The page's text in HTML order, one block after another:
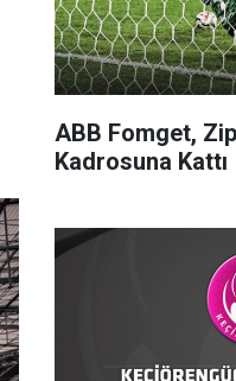
ABB Fomget,
Kadrosuna Kattı